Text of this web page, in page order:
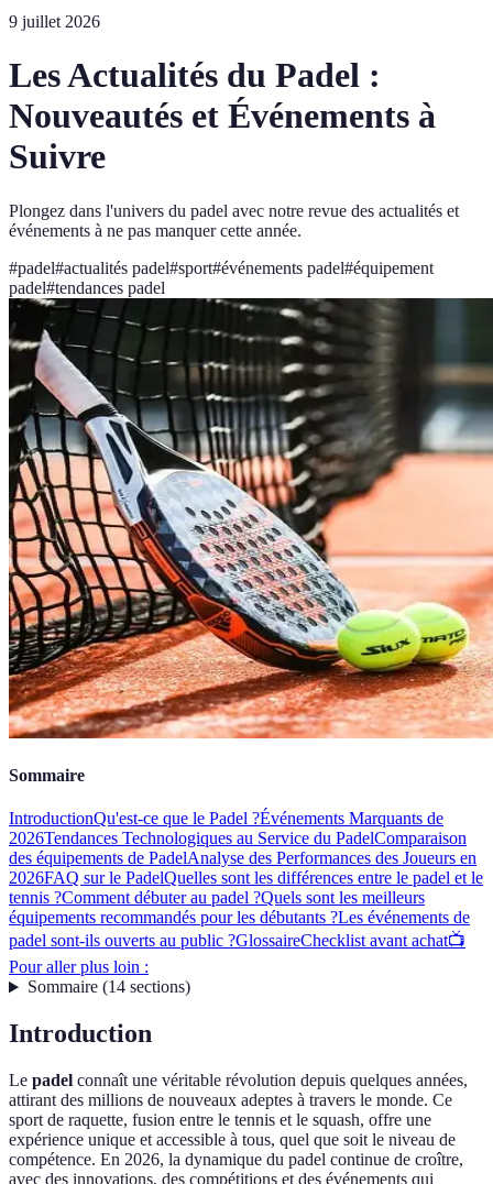
9 juillet 2026
Les Actualités du Padel :
Nouveautés et Événements à
Suivre
Plongez dans l'univers du padel avec notre revue des actualités et
événements à ne pas manquer cette année.
#padel#actualités padel#sport#événements padel#équipement
padel#tendances padel
Sommaire
IntroductionQu'est-ce que le Padel ?Événements Marquants de
2026Tendances Technologiques au Service du PadelComparaison
des équipements de PadelAnalyse des Performances des Joueurs en
2026FAQ sur le PadelQuelles sont les différences entre le padel et le
tennis ?Comment débuter au padel ?Quels sont les meilleurs
équipements recommandés pour les débutants ?Les événements de
padel sont-ils ouverts au public ?GlossaireChecklist avant achat📺
Pour aller plus loin :
Sommaire(14 sections)
Introduction
Le padel connaît une véritable révolution depuis quelques années,
attirant des millions de nouveaux adeptes à travers le monde. Ce
sport de raquette, fusion entre le tennis et le squash, offre une
expérience unique et accessible à tous, quel que soit le niveau de
compétence. En 2026, la dynamique du padel continue de croître,
avec des innovations, des compétitions et des événements qui